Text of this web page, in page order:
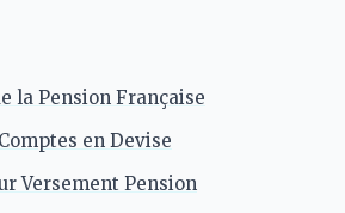
la Pension Française
en Devise
Versement Pension